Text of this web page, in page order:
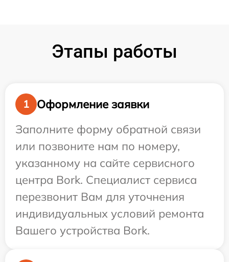
Этапы работы
1
Оформление заявки
Заполните форму обратной связи
или позвоните нам по номеру,
указанному на сайте сервисного
центра Bork. Специалист сервиса
перезвонит Вам для уточнения
индивидуальных условий ремонта
Вашего устройства Bork.